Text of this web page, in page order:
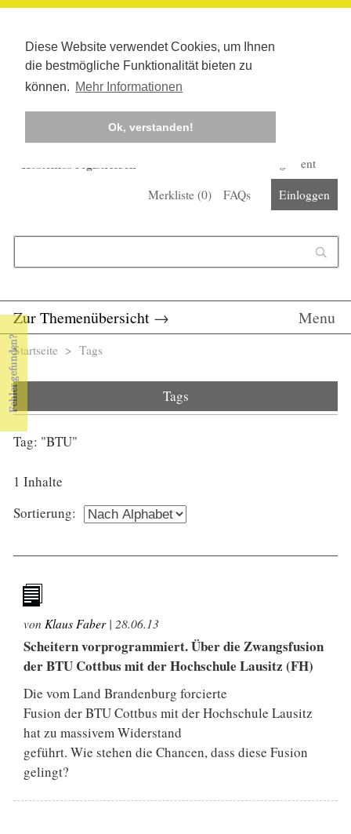
Diese Website verwendet Cookies, um Ihnen
die bestmögliche Funktionalität bieten zu
können. Mehr Informationen
Ok, verstanden!
Kostenlos registrieren
Corona-Management
Merkliste (0) FAQs Einloggen
Zur Themenübersicht → Menu
Sie sind hier
Startseite > Tags
Tags
Tag: "BTU"
1 Inhalte
Sortierung:
von Klaus Faber| 28.06.13
Scheitern vorprogrammiert. Über die Zwangsfusion
der BTU Cottbus mit der Hochschule Lausitz (FH)
Die vom Land Brandenburg forcierte
Fusion der BTU Cottbus mit der Hochschule Lausitz
hat zu massivem Widerstand
geführt. Wie stehen die Chancen, dass diese Fusion
gelingt?